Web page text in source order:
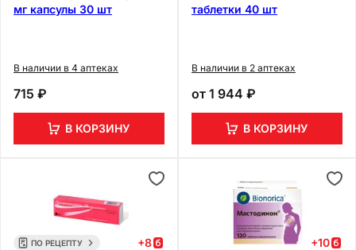
мг капсулы 30 шт
В наличии в 4 аптеках
715 ₽
В КОРЗИНУ
таблетки 40 шт
В наличии в 2 аптеках
от 1 944 ₽
В КОРЗИНУ
ПО РЕЦЕПТУ +8
+10